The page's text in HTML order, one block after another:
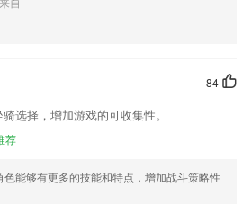
，如果您喜欢这款软件，您可以到应用商店
经历，以帮助我们更好的对产品进行优化修
84
选择，增加游戏的可收集性。
荐
色能够有更多的技能和特点，增加战斗策略性